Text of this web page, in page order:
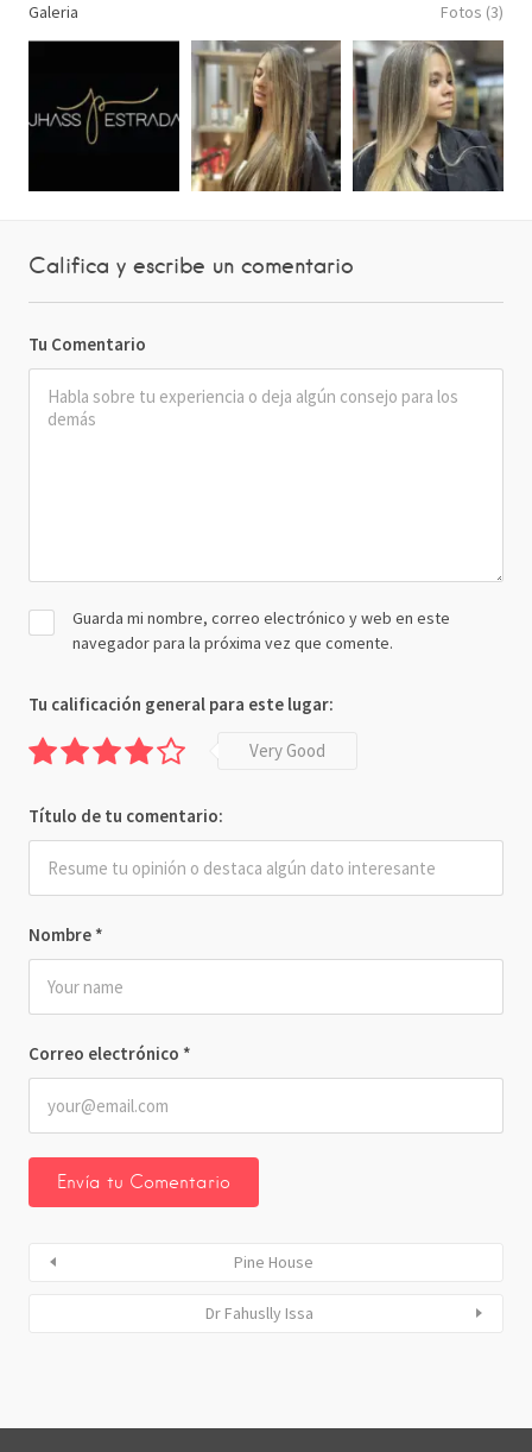
Galeria Fotos (3)
Califica y escribe un comentario
Tu Comentario
Nombre *
Correo electrónico *
Guarda mi nombre, correo electrónico y web en este
navegador para la próxima vez que comente.
Tu calificación general para este lugar:
Very Good
Título de tu comentario:
Pine House
Dr Fahuslly Issa